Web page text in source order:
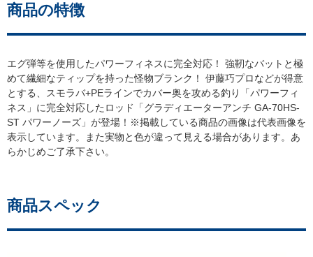
商品の特徴
エグ弾等を使用したパワーフィネスに完全対応！ 強靭なバットと極
めて繊細なティップを持った怪物ブランク！ 伊藤巧プロなどが得意
とする、スモラバ+PEラインでカバー奥を攻める釣り「パワーフィ
ネス」に完全対応したロッド「グラディエーターアンチ GA-70HS-
ST パワーノーズ」が登場！※掲載している商品の画像は代表画像を
表示しています。また実物と色が違って見える場合があります。あ
らかじめご了承下さい。
商品スペック